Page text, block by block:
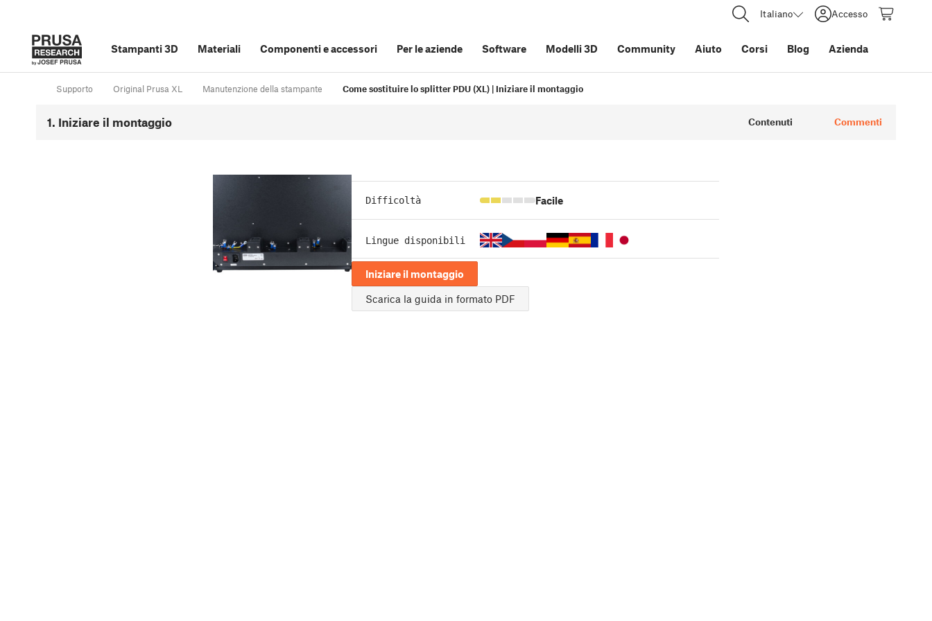
Italiano Accesso
Stampanti 3D Materiali Componenti e accessori Per le aziende Software Modelli 3D Community Aiuto Corsi Blog Azienda
Supporto Original Prusa XL Manutenzione della stampante Come sostituire lo splitter PDU (XL) | Iniziare il montaggio
1. Iniziare il montaggio Contenuti Commenti
Difficoltà Facile
Lingue disponibili
Iniziare il montaggio
Scarica la guida in formato PDF